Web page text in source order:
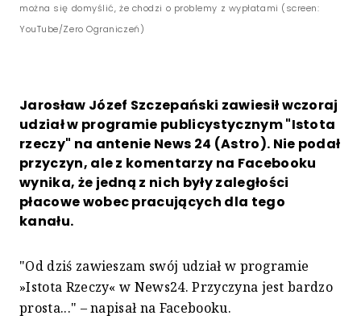
można się domyślić, że chodzi o problemy z wypłatami (screen:
YouTube/Zero Ograniczeń)
Jarosław Józef Szczepański zawiesił wczoraj
udział w programie publicystycznym "Istota
rzeczy" na antenie News 24 (Astro). Nie podał
przyczyn, ale z komentarzy na Facebooku
wynika, że jedną z nich były zaległości
płacowe wobec pracujących dla tego
kanału.
"Od dziś zawieszam swój udział w programie
»Istota Rzeczy« w News24. Przyczyna jest bardzo
prosta..." – napisał na Facebooku.